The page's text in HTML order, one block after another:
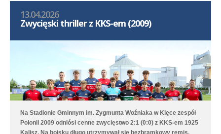
13.04.2026
Zwycięski thriller z KKS-em (2009)
Na Stadionie Gminnym im. Zygmunta Woźniaka w Klęce zespół
Polonii 2009 odniósł cenne zwycięstwo 2:1 (0:0) z KKS-em 1925
Kalisz. Na boisku długo utrzymywał się bezbramkowy remis,